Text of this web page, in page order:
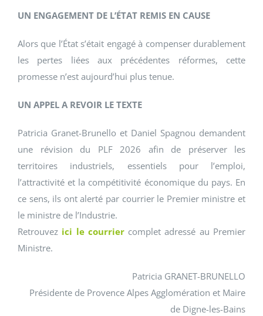
UN ENGAGEMENT DE L’ÉTAT REMIS EN CAUSE
Alors que l’État s’était engagé à compenser durablement
les pertes liées aux précédentes réformes, cette
promesse n’est aujourd’hui plus tenue.
UN APPEL A REVOIR LE TEXTE
Patricia Granet-Brunello et Daniel Spagnou demandent
une révision du PLF 2026 afin de préserver les
territoires industriels, essentiels pour l’emploi,
l’attractivité et la compétitivité économique du pays. En
ce sens, ils ont alerté par courrier le Premier ministre et
le ministre de l’Industrie.
Retrouvez ici le courriercomplet adressé au Premier
Ministre.
Patricia GRANET-BRUNELLO
Présidente de Provence Alpes Agglomération et Maire
de Digne-les-Bains